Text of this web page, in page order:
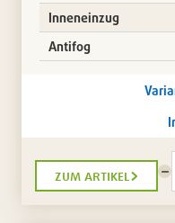
Inneneinzug
Antifog
zum artikel